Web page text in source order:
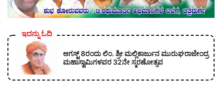
ಇದನ್ನು ಓದಿ
ಆಗಸ್ಟ್ 8ರಂದು ಲಿಂ. ಶ್ರೀ ಮಲ್ಲಿಕಾರ್ಜುನ ಮುರುಘರಾಜೇಂದ್ರ
ಮಹಾಸ್ವಾಮಿಗಳವರ 32ನೇ ಸ್ಮರಣೋತ್ಸವ